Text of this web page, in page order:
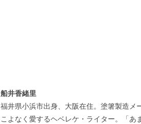
船井香緒里
福井県小浜市出身、大阪在住。塗箸製造メ
こよなく愛するヘベレケ・ライター。「